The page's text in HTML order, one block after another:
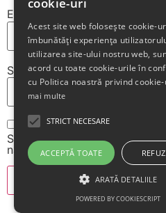
Email
Site web
Salvează-mi numele, emailul
navigator pentru data
Acest site web folosește cookie-
îmbunătăți experiența
utilizarea site-ului nostru web,
acord cu toate cookie-urile în
cu Politica noastră privind
mai multe
STRICT NECESARE
ACCEPTĂ TOATE
ARATĂ DETALIILE
POWERED BY COOKIESCRIPT